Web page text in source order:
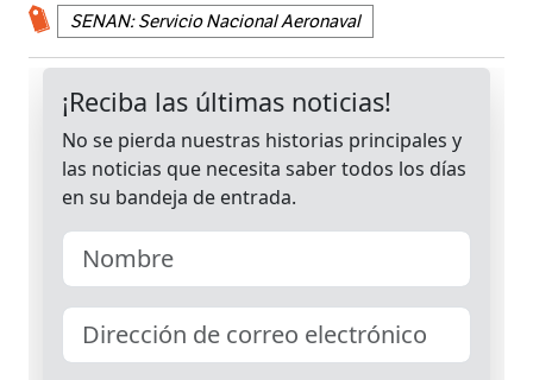
SENAN: Servicio Nacional Aeronaval